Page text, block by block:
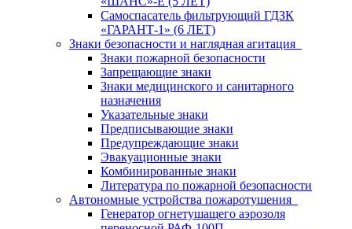
Самоспасатель фильтрующий ГДЗК
«ГАРАНТ-1» (6 ЛЕТ)
Знаки безопасности и наглядная агитация
Знаки пожарной безопасности
Запрещающие знаки
Знаки медицинского и санитарного
назначения
Указательные знаки
Предписывающие знаки
Предупреждающие знаки
Эвакуационные знаки
Комбинированные знаки
Литература по пожарной безопасности
Автономные устройства пожаротушения
Генератор огнетушащего аэрозоля